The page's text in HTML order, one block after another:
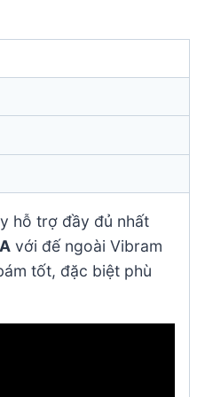
hỗ trợ đầy đủ nhất
với đế ngoài Vibram
tốt, đặc biệt phù